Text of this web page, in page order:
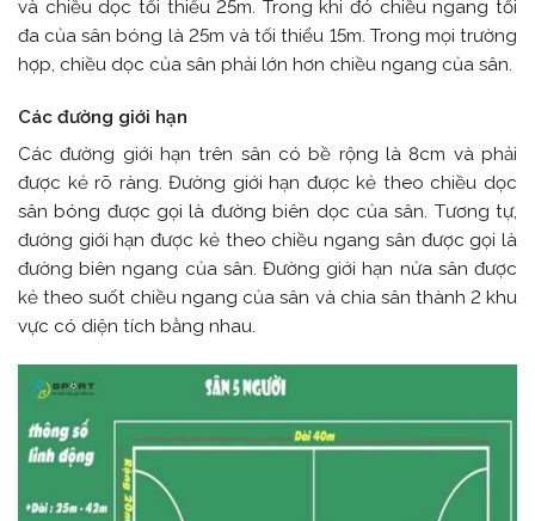
và chiều dọc tối thiểu 25m. Trong khi đó chiều ngang tối
đa của sân bóng là 25m và tối thiểu 15m. Trong mọi trường
hợp, chiều dọc của sân phải lớn hơn chiều ngang của sân.
Các đường giới hạn
Các đường giới hạn trên sân có bề rộng là 8cm và phải
được kẻ rõ ràng. Đường giới hạn được kẻ theo chiều dọc
sân bóng được gọi là đường biên dọc của sân. Tương tự,
đường giới hạn được kẻ theo chiều ngang sân được gọi là
đường biên ngang của sân. Đường giới hạn nửa sân được
kẻ theo suốt chiều ngang của sân và chia sân thành 2 khu
vực có diện tích bằng nhau.